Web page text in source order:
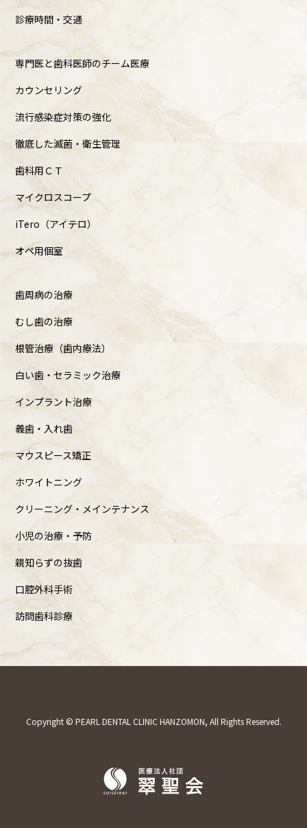
診療時間・交通
専門医と歯科医師のチーム医療
カウンセリング
流行感染症対策の強化
徹底した滅菌・衛生管理
歯科用ＣＴ
マイクロスコープ
iTero（アイテロ）
オペ用個室
歯周病の治療
むし歯の治療
根管治療（歯内療法）
白い歯・セラミック治療
インプラント治療
義歯・入れ歯
マウスピース矯正
ホワイトニング
クリーニング・メインテナンス
小児の治療・予防
親知らずの抜歯
口腔外科手術
訪問歯科診療
Copyright © PEARL DENTAL CLINIC HANZOMON, All Rights Reserved.